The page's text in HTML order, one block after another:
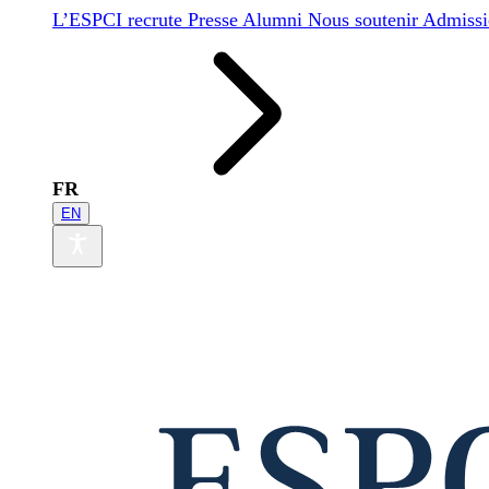
L’ESPCI recrute Presse Alumni Nous soutenir
FR
EN